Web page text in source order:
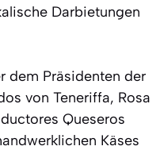
Darbietungen
dem Präsidenten der
von Teneriffa, Rosa
Queseros
Käses